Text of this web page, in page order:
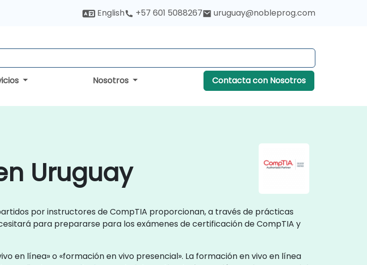
English +57 601 5088267 uruguay@nobleprog.com
Nosotros Contacta con Nosotros
Uruguay
por instructores de CompTIA proporcionan, a través de prácticas
para prepararse para los exámenes de certificación de CompTIA y
en línea» o «formación en vivo presencial». La formación en vivo en línea